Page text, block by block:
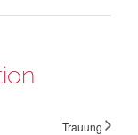
Trauung